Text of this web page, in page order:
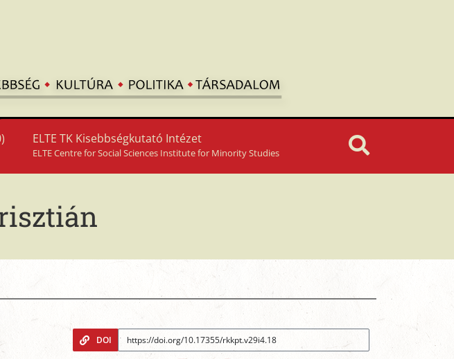
ELTE TK Kisebbségkutató Intézet
ELTE Centre for Social Sciences Institute for Minority Studies
DOI